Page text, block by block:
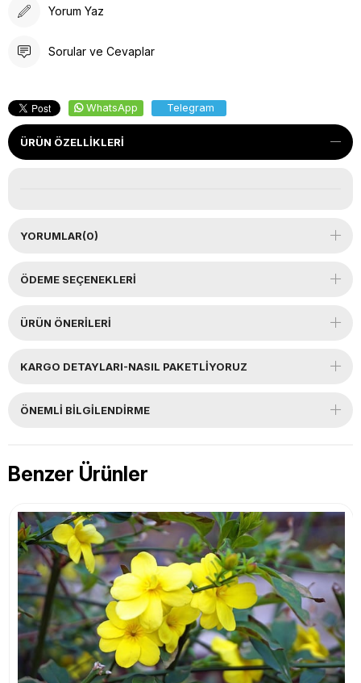
Yorum Yaz
Sorular ve Cevaplar
WhatsApp Telegram
ÜRÜN ÖZELLIKLERI
YORUMLAR(0)
ÖDEME SEÇENEKLERI
ÜRÜN ÖNERILERI
KARGO DETAYLARI-NASIL PAKETLİYORUZ
ÖNEMLI BILGILENDIRME
Benzer Ürünler